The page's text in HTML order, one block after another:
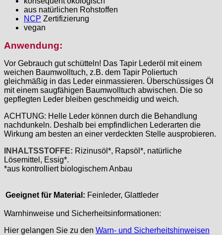
aus natürlichen Rohstoffen
NCP Zertifizierung
vegan
Anwendung:
Vor Gebrauch gut schütteln! Das Tapir Lederöl mit einem
weichen Baumwolltuch, z.B. dem Tapir Poliertuch
gleichmäßig in das Leder einmassieren. Überschüssiges Öl
mit einem saugfähigen Baumwolltuch abwischen. Die so
gepflegten Leder bleiben geschmeidig und weich.
ACHTUNG: Helle Leder können durch die Behandlung
nachdunkeln. Deshalb bei empfindlichen Lederarten die
Wirkung am besten an einer verdeckten Stelle ausprobieren.
INHALTSSTOFFE: Rizinusöl*, Rapsöl*, natürliche
Lösemittel, Essig*.
*aus kontrolliert biologischem Anbau
Geeignet für Material: Feinleder, Glattleder
Warnhinweise und Sicherheitsinformationen:
Hier gelangen Sie zu den Warn- und Sicherheitshinweisen